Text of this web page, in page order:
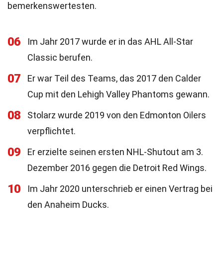
bemerkenswertesten.
06
Im Jahr 2017 wurde er in das AHL All-Star
Classic berufen.
07
Er war Teil des Teams, das 2017 den Calder
Cup mit den Lehigh Valley Phantoms gewann.
08
Stolarz wurde 2019 von den Edmonton Oilers
verpflichtet.
09
Er erzielte seinen ersten NHL-Shutout am 3.
Dezember 2016 gegen die Detroit Red Wings.
10
Im Jahr 2020 unterschrieb er einen Vertrag bei
den Anaheim Ducks.